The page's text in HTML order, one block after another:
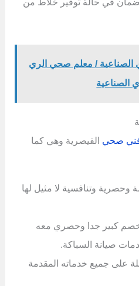
/ معلم صحي الري
الصناعية
صحي القيصرية وهي كما
وحصرية وتنافسية لا مثيل لها
كبير جدا وحصري معه
صيانة السباكة.
على جميع خدماته المقدمة